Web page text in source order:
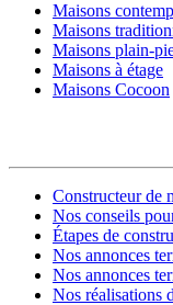
Maisons
Maisons
Maisons plain-
Maisons à étage
Maisons Cocoon
Constructeur de
Nos conseils
Étapes de
Nos annonces
Nos annonces
Nos réalisations